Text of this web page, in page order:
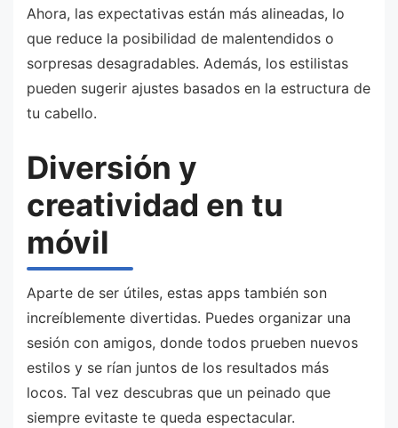
Ahora, las expectativas están más alineadas, lo
que reduce la posibilidad de malentendidos o
sorpresas desagradables. Además, los estilistas
pueden sugerir ajustes basados en la estructura de
tu cabello.
Diversión y
creatividad en tu
móvil
Aparte de ser útiles, estas apps también son
increíblemente divertidas. Puedes organizar una
sesión con amigos, donde todos prueben nuevos
estilos y se rían juntos de los resultados más
locos. Tal vez descubras que un peinado que
siempre evitaste te queda espectacular.